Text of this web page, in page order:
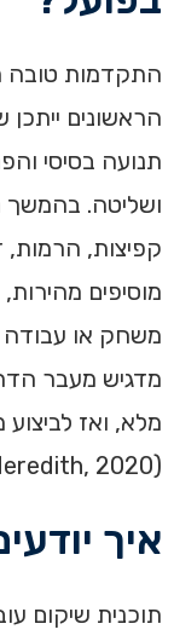
התקדמות טובה
הראשונים
תנועה בסיסי
ושליטה. בהמשך
קפיצות, הרמות,
מוסיפים מהירות,
משחק או עבודה
מדגיש מעבר
מלא, ואז
(Buckthorpe, 2019; Meredith, 2020).
איך
תוכנית שיקום